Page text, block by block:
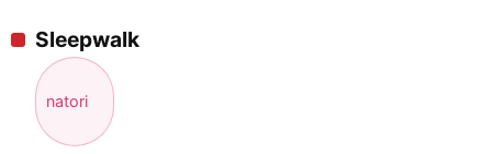
Sleepwalk
natori